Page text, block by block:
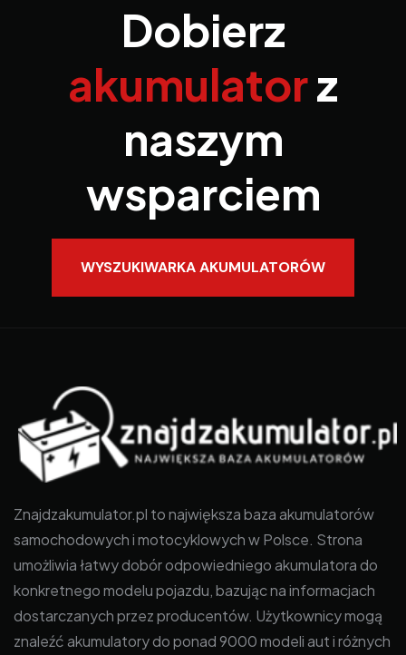
Dobierz
akumulatorz
naszym
wsparciem
WYSZUKIWARKA AKUMULATORÓW
Znajdzakumulator.pl to największa baza akumulatorów
samochodowych i motocyklowych w Polsce. Strona
umożliwia łatwy dobór odpowiedniego akumulatora do
konkretnego modelu pojazdu, bazując na informacjach
dostarczanych przez producentów. Użytkownicy mogą
znaleźć akumulatory do ponad 9000 modeli aut i różnych